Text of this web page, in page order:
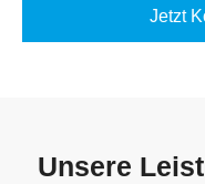
Jetzt
Unsere